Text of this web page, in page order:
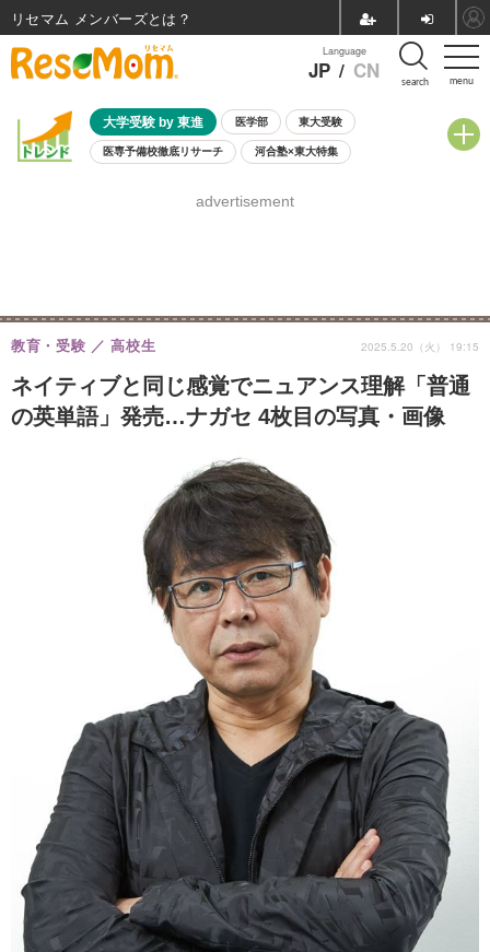
menu
Language
JP / CN search
大学受験 by 東進 医学部 東大受験
医専予備校徹底リサーチ 河合塾×東大特集
8月開催学校説明会・相談会
advertisement
ネイティブと同じ感覚でニュアンス理解「普通
の英単語」発売…ナガセ 4枚目の写真・画像
教育・受験 高校生 2025.5.20（火） 19:15
リセマム メンバーズ